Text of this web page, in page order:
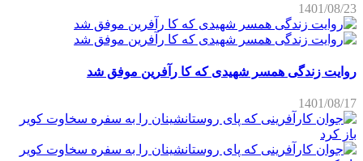
1401/08/23
روایت زندگی همسر شهیدی که کا رآفرین موفق شد
1401/08/17